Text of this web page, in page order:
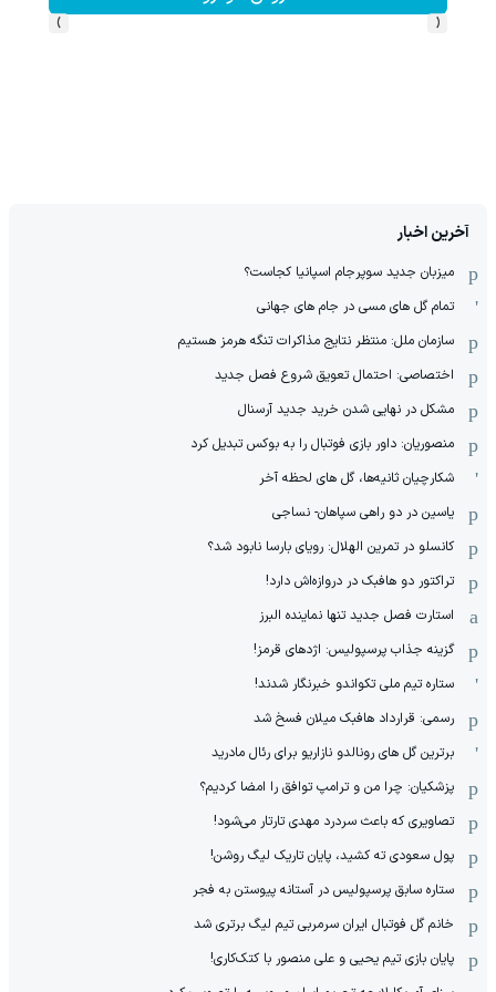
‹
›
آخرین اخبار
میزبان جدید سوپرجام اسپانیا کجاست؟
تمام گل های مسی در جام های جهانی
سازمان ملل: منتظر نتایج مذاکرات تنگه هرمز هستیم
اختصاصی: احتمال تعویق شروع فصل جدید
مشکل در نهایی شدن خرید جدید آرسنال
منصوریان: داور بازی فوتبال را به بوکس تبدیل کرد
شکارچیان ثانیه‌ها، گل های لحظه آخر
یاسین در دو راهی سپاهان- نساجی
کانسلو در تمرین الهلال: رویای بارسا نابود شد؟
تراکتور دو هافبک در دروازه‌اش دارد!
استارت فصل جدید تنها نماینده البرز
گزینه جذاب پرسپولیس: اژدهای قرمز!
ستاره تیم ملی تکواندو خبرنگار شدند!
رسمی: قرارداد هافبک میلان فسخ شد
برترین گل های رونالدو نازاریو برای رئال مادرید
پزشکیان: چرا من و ترامپ توافق را امضا کردیم؟
تصاویری که باعث سردرد مهدی تارتار می‌شود!
پول سعودی ته کشید، پایان تاریک لیگ روشن!
ستاره سابق پرسپولیس در آستانه پیوستن به فجر
خانم گل فوتبال ایران سرمربی تیم لیگ برتری شد
پایان بازی تیم یحیی و علی منصور با کتک‌کاری!